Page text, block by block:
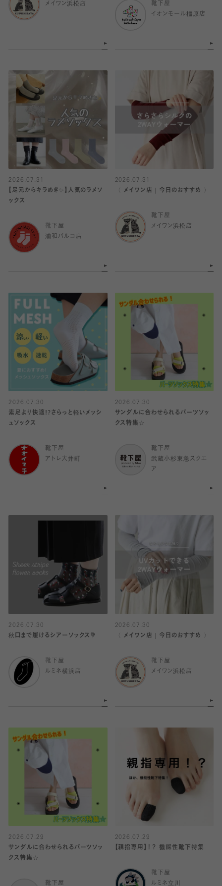
メイワン浜松店
靴下屋
イオンモール橿原店
2026.07.31
【足元からキラめき✨️】人気のラメソ
ックス
靴下屋
浦和パルコ店
2026.07.31
〈 メイワン店｜今日のおすすめ 〉
靴下屋
メイワン浜松店
2026.07.30
素足より快適!?さらっと軽いメッシ
ュソックス
靴下屋
アトレ大井町
2026.07.30
サンダルに合わせられるパーツソッ
クス特集☆
靴下屋
武蔵小杉東急スクエ
ア
2026.07.30
秋口まで履けるシアーソックス💐
靴下屋
ルミネ横浜店
2026.07.30
〈 メイワン店｜今日のおすすめ 〉
靴下屋
メイワン浜松店
2026.07.29
サンダルに合わせられるパーツソッ
クス特集☆
靴下屋
2026.07.29
【親指専用】！？ 機能性靴下特集
靴下屋
ルミネ立川